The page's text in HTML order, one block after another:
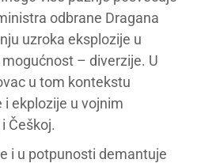
odbrane Dragana
uzroka eksplozije u
– diverzije. U
u tom kontekstu
ekplozije u vojnim
Češkoj.
i u potpunosti demantuje